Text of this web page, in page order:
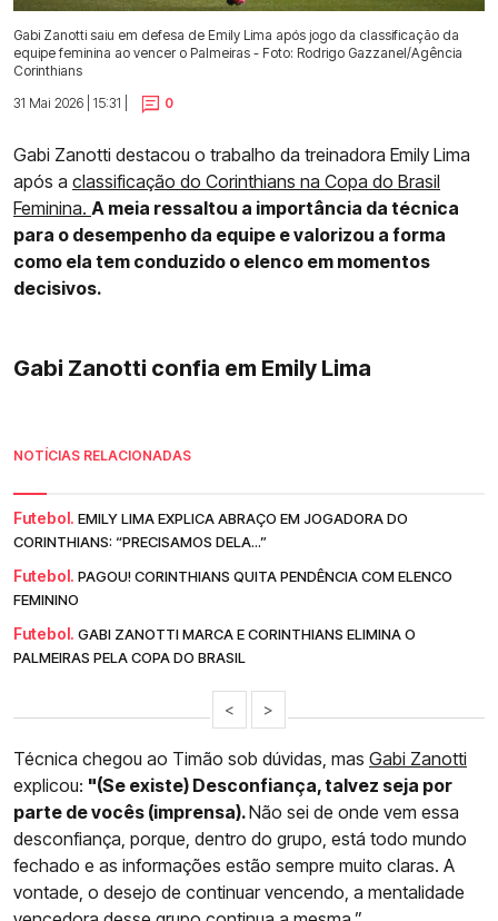
Gabi Zanotti saiu em defesa de Emily Lima após jogo da classificação da
equipe feminina ao vencer o Palmeiras - Foto: Rodrigo Gazzanel/Agência
Corinthians
31 Mai 2026 | 15:31 |
0
Gabi Zanotti destacou o trabalho da treinadora Emily Lima
após a classificação do Corinthians na Copa do Brasil
Feminina. A meia ressaltou a importância da técnica
para o desempenho da equipe e valorizou a forma
como ela tem conduzido o elenco em momentos
decisivos.
Gabi Zanotti confia em Emily Lima
NOTÍCIAS RELACIONADAS
Futebol. EMILY LIMA EXPLICA ABRAÇO EM JOGADORA DO
CORINTHIANS: “PRECISAMOS DELA...”
Futebol. PAGOU! CORINTHIANS QUITA PENDÊNCIA COM ELENCO
FEMININO
Futebol. GABI ZANOTTI MARCA E CORINTHIANS ELIMINA O
PALMEIRAS PELA COPA DO BRASIL
< >
Técnica chegou ao Timão sob dúvidas, mas Gabi Zanotti
explicou: "(Se existe) Desconfiança, talvez seja por
parte de vocês (imprensa).Não sei de onde vem essa
desconfiança, porque, dentro do grupo, está todo mundo
fechado e as informações estão sempre muito claras. A
vontade, o desejo de continuar vencendo, a mentalidade